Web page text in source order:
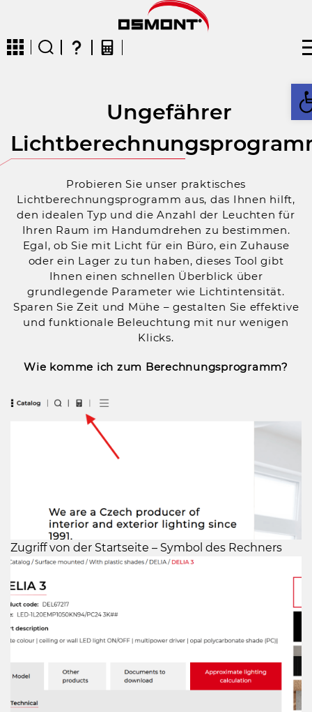
Ungefährer
Probieren Sie unser praktisches
Lichtberechnungsprogramm aus, das Ihnen hilft,
den idealen Typ und die Anzahl der Leuchten für
Ihren Raum im Handumdrehen zu bestimmen.
Egal, ob Sie mit Licht für ein Büro, ein Zuhause
oder ein Lager zu tun haben, dieses Tool gibt
Ihnen einen schnellen Überblick über
grundlegende Parameter wie Lichtintensität.
Sparen Sie Zeit und Mühe – gestalten Sie effektive
und funktionale Beleuchtung mit nur wenigen
Klicks.
Wie komme ich zum Berechnungsprogramm?
Zugriff von der Startseite – Symbol des Rechners